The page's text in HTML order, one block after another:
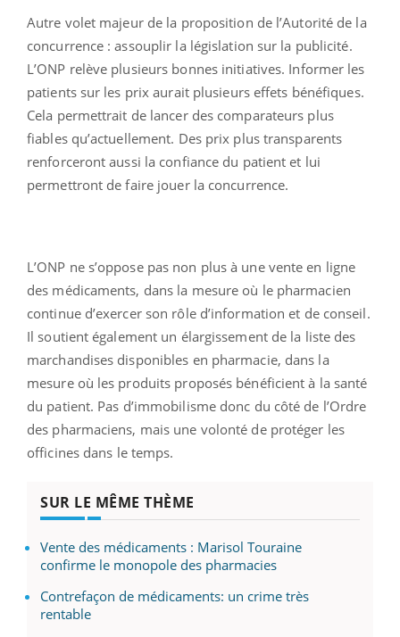
Autre volet majeur de la proposition de l’Autorité de la
concurrence : assouplir la législation sur la publicité.
L’ONP relève plusieurs bonnes initiatives. Informer les
patients sur les prix aurait plusieurs effets bénéfiques.
Cela permettrait de lancer des comparateurs plus
fiables qu’actuellement. Des prix plus transparents
renforceront aussi la confiance du patient et lui
permettront de faire jouer la concurrence.
L’ONP ne s’oppose pas non plus à une vente en ligne
des médicaments, dans la mesure où le pharmacien
continue d’exercer son rôle d’information et de conseil.
Il soutient également un élargissement de la liste des
marchandises disponibles en pharmacie, dans la
mesure où les produits proposés bénéficient à la santé
du patient. Pas d’immobilisme donc du côté de l’Ordre
des pharmaciens, mais une volonté de protéger les
officines dans le temps.
SUR LE MÊME THÈME
Vente des médicaments : Marisol Touraine
confirme le monopole des pharmacies
Contrefaçon de médicaments: un crime très
rentable